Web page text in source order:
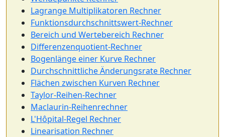
Lagrange Multiplikatoren Rechner
Funktionsdurchschnittswert-Rechner
Bereich und Wertebereich Rechner
Differenzenquotient-Rechner
Bogenlänge einer Kurve Rechner
Durchschnittliche Änderungsrate Rechner
Flächen zwischen Kurven Rechner
Taylor-Reihen-Rechner
Maclaurin-Reihenrechner
L'Hôpital-Regel Rechner
Linearisation Rechner